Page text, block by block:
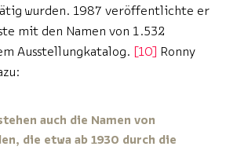
wurden. 1987 veröffentlichte er
mit den Namen von 1.532
Ausstellungkatalog.
10
Ronny
auch die Namen von
die etwa ab 1930 durch die